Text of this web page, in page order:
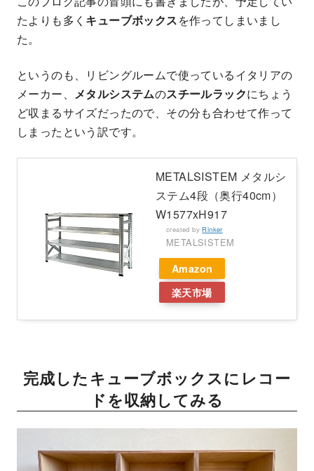
たよりも多く キューブボックスを作ってしまいまし
た。
というのも、リビングルームで使っているイタリアの
メーカー、 メタルシステムのスチールラックにちょう
ど収まるサイズだったので、その分も合わせて作って
しまったという訳です。
METALSISTEM メタルシ
ステム4段（奥行40cm）
W1577xH917
created by Rinker
METALSISTEM
Amazon
楽天市場
完成したキューブボックスにレコー
ドを収納してみる